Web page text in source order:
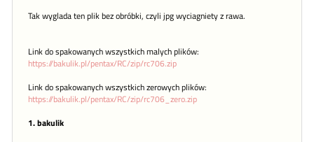
Tak wyglada ten plik bez obróbki, czyli jpg wyciagniety z rawa.
Link do spakowanych wszystkich malych plików:
https://bakulik.pl/pentax/RC/zip/rc706.zip
Link do spakowanych wszystkich zerowych plików:
https://bakulik.pl/pentax/RC/zip/rc706_zero.zip
1. bakulik